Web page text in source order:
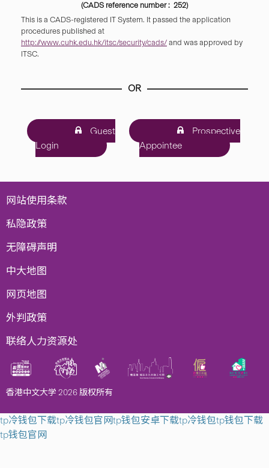
(CADS reference number : 252)
This is a CADS-registered IT System. It passed the application
procedures published at
http://www.cuhk.edu.hk/itsc/security/cads/ and was approved by
ITSC.
OR
Guest
Login
Prospective
Appointee
网站使用条款
私隐政策
无障碍声明
中大地图
网页地图
外判政策
联络人力资源处
香港中文大学 2026 版权所有
tp冷钱包下载tp冷钱包官网tp钱包安卓下载tp冷钱包tp钱包下载
tp钱包官网